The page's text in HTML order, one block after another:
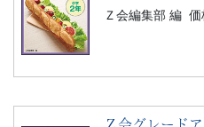
Ｚ会編集部 編 価